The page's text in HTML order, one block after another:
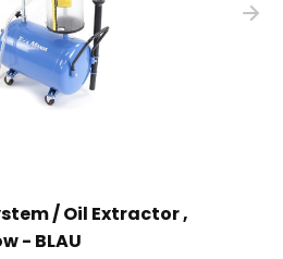
/ Oil Extractor ,
- BLAU